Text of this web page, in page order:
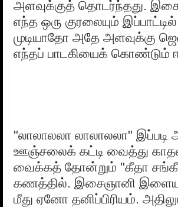
அளவுக்குத் தொடர்ந்தது.
எந்த ஒரு குரலையும்
முடியாதோ அதே அளவுக்கு
எந்தப் பாடகியைக் கொண்டும்
"லாலாலலா லாலாலலா"
ஊஞ்சலைக் கட்டி வைத்து
வைக்கத் தோன்றும் "கீதா
கணத்தில். இசைஞானி
மீது ஏனோ தனிப்பிரியம்.